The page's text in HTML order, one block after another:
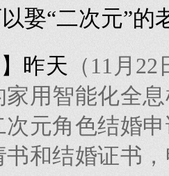
娶“二次元”的
昨天 （11月
家用智能化全
元角色结婚
书和结婚证书